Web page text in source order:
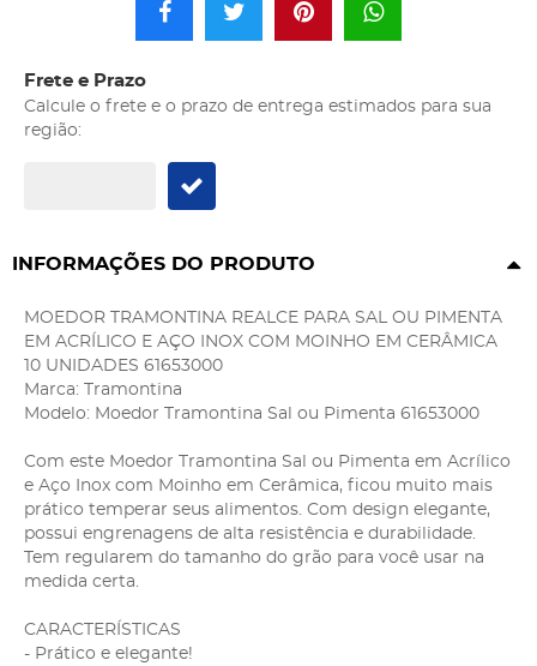
Frete e Prazo
Calcule o frete e o prazo de entrega estimados para sua
região:
INFORMAÇÕES DO PRODUTO
MOEDOR TRAMONTINA REALCE PARA SAL OU PIMENTA
EM ACRÍLICO E AÇO INOX COM MOINHO EM CERÂMICA
10 UNIDADES 61653000
Marca: Tramontina
Modelo: Moedor Tramontina Sal ou Pimenta 61653000
Com este Moedor Tramontina Sal ou Pimenta em Acrílico
e Aço Inox com Moinho em Cerâmica, ficou muito mais
prático temperar seus alimentos. Com design elegante,
possui engrenagens de alta resistência e durabilidade.
Tem regularem do tamanho do grão para você usar na
medida certa.
CARACTERÍSTICAS
- Prático e elegante!